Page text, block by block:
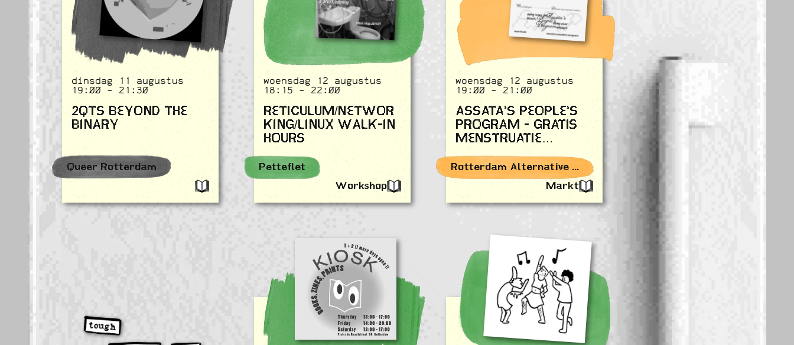
dinsdag 11 augustus
19:00 - 21:30
2QTS BEYOND THE
BINARY
Queer Rotterdam
woensdag 12 augustus
18:15 - 22:00
RETICULUM/NETWOR
KING/LINUX WALK-IN
HOURS
Petteflet
Workshop
woensdag 12 augustus
19:00 - 21:00
ASSATA'S PEOPLE'S
PROGRAM - GRATIS
MENSTRUATIE
PRODUCTEN UITDELEN
Rotterdam Alternative Events
Markt